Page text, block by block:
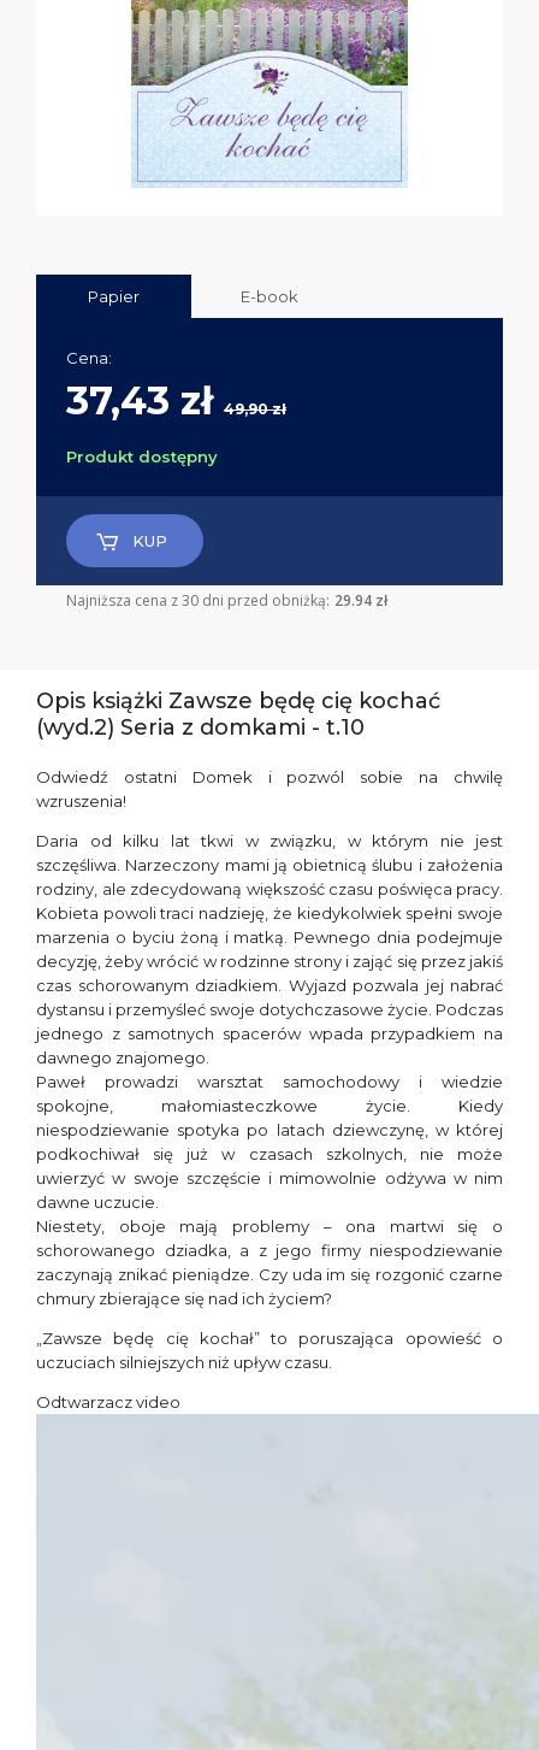
Papier E-book
Cena:
37,43 zł 49,90 zł
Produkt dostępny
KUP
Najniższa cena z 30 dni przed obniżką: 29.94 zł
Opis książki Zawsze będę cię kochać
(wyd.2) Seria z domkami - t.10
Odwiedź ostatni Domek i pozwól sobie na chwilę
wzruszenia!
Daria od kilku lat tkwi w związku, w którym nie jest
szczęśliwa. Narzeczony mami ją obietnicą ślubu i założenia
rodziny, ale zdecydowaną większość czasu poświęca pracy.
Kobieta powoli traci nadzieję, że kiedykolwiek spełni swoje
marzenia o byciu żoną i matką. Pewnego dnia podejmuje
decyzję, żeby wrócić w rodzinne strony i zająć się przez jakiś
czas schorowanym dziadkiem. Wyjazd pozwala jej nabrać
dystansu i przemyśleć swoje dotychczasowe życie. Podczas
jednego z samotnych spacerów wpada przypadkiem na
dawnego znajomego.
Paweł prowadzi warsztat samochodowy i wiedzie
spokojne, małomiasteczkowe życie. Kiedy
niespodziewanie spotyka po latach dziewczynę, w której
podkochiwał się już w czasach szkolnych, nie może
uwierzyć w swoje szczęście i mimowolnie odżywa w nim
dawne uczucie.
Niestety, oboje mają problemy – ona martwi się o
schorowanego dziadka, a z jego firmy niespodziewanie
zaczynają znikać pieniądze. Czy uda im się rozgonić czarne
chmury zbierające się nad ich życiem?
„Zawsze będę cię kochał” to poruszająca opowieść o
uczuciach silniejszych niż upływ czasu.
Odtwarzacz video